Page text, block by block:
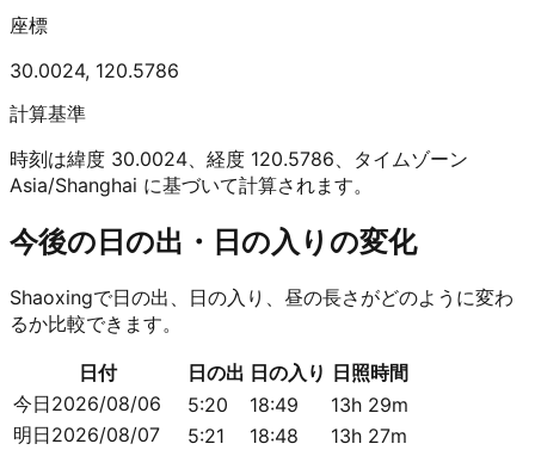
座標
30.0024, 120.5786
計算基準
時刻は緯度 30.0024、経度 120.5786、タイムゾーン
Asia/Shanghai に基づいて計算されます。
今後の日の出・日の入りの変化
Shaoxingで日の出、日の入り、昼の長さがどのように変わ
るか比較できます。
日付 日の出 日の入り 日照時間
今日2026/08/06 5:20 18:49
13h 29m
明日2026/08/07 5:21 18:48
13h 27m